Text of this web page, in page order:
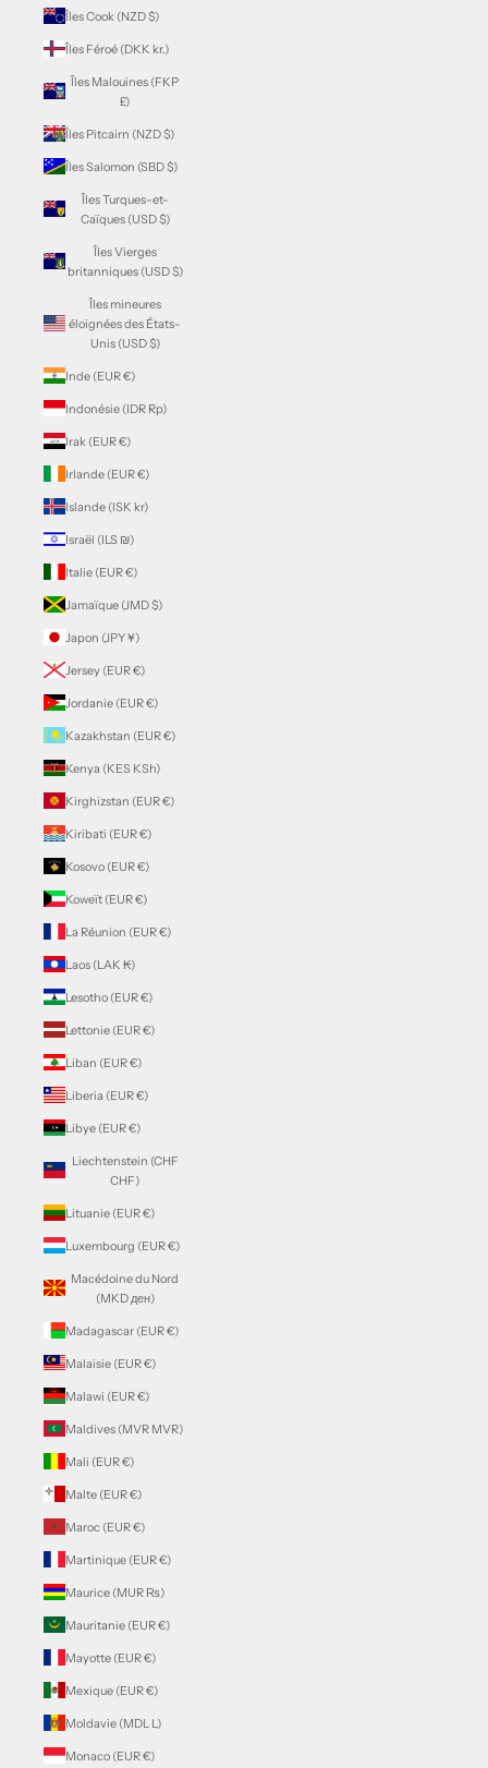
Îles Cook (NZD $)
Îles Féroé (DKK kr.)
Îles Malouines (FKP
£)
Îles Pitcairn (NZD $)
Îles Salomon (SBD $)
Îles Turques-et-
Caïques (USD $)
Îles Vierges
britanniques (USD $)
Îles mineures
éloignées des États-
Unis (USD $)
Inde (EUR €)
Indonésie (IDR Rp)
Irak (EUR €)
Irlande (EUR €)
Islande (ISK kr)
Israël (ILS ₪)
Italie (EUR €)
Jamaïque (JMD $)
Japon (JPY ¥)
Jersey (EUR €)
Jordanie (EUR €)
Kazakhstan (EUR €)
Kenya (KES KSh)
Kirghizstan (EUR €)
Kiribati (EUR €)
Kosovo (EUR €)
Koweït (EUR €)
La Réunion (EUR €)
Laos (LAK ₭)
Lesotho (EUR €)
Lettonie (EUR €)
Liban (EUR €)
Liberia (EUR €)
Libye (EUR €)
Liechtenstein (CHF
CHF)
Lituanie (EUR €)
Luxembourg (EUR €)
Macédoine du Nord
(MKD ден)
Madagascar (EUR €)
Malaisie (EUR €)
Malawi (EUR €)
Maldives (MVR MVR)
Mali (EUR €)
Malte (EUR €)
Maroc (EUR €)
Martinique (EUR €)
Maurice (MUR ₨)
Mauritanie (EUR €)
Mayotte (EUR €)
Mexique (EUR €)
Moldavie (MDL L)
Monaco (EUR €)